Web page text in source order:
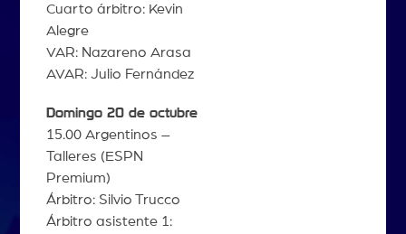
Cuarto árbitro: Kevin
Alegre
VAR: Nazareno Arasa
AVAR: Julio Fernández
Domingo 20 de octubre
15.00 Argentinos –
Talleres (ESPN
Premium)
Árbitro: Silvio Trucco
Árbitro asistente 1: